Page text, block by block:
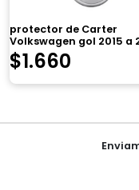
protector de Carter
Volkswagen gol 2015 a
$1.660
Navegación
Tu